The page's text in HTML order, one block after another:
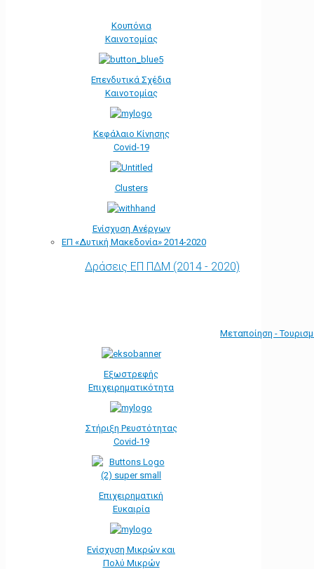
Κουπόνια
Καινοτομίας
Επενδυτικά Σχέδια
Καινοτομίας
Κεφάλαιο Κίνησης
Covid-19
Clusters
Ενίσχυση Ανέργων
ΕΠ «Δυτική Μακεδονία» 2014-2020
Δράσεις ΕΠ ΠΔΜ (2014 - 2020)
Μεταποίηση -
Εξωστρεφής
Επιχειρηματικότητα
Στήριξη Ρευστότητας
Covid-19
Επιχειρηματική
Ευκαιρία
Ενίσχυση Μικρών και
Πολύ Μικρών